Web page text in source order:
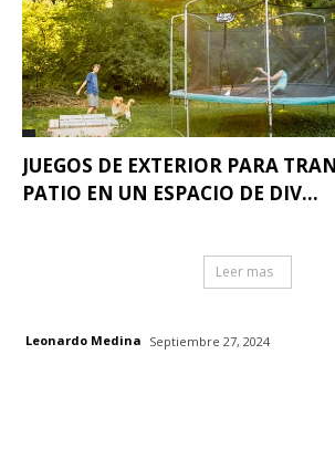
JUEGOS DE EXTERIOR PARA
PATIO EN UN ESPACIO DE DIV...
Leer mas
Leonardo Medina Septiembre 27, 2024